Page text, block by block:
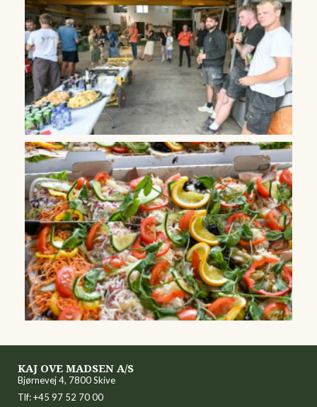
KAJ OVE MADSEN A/S
Bjørnevej 4, 7800 Skive
Tlf: +45 97 52 70 00